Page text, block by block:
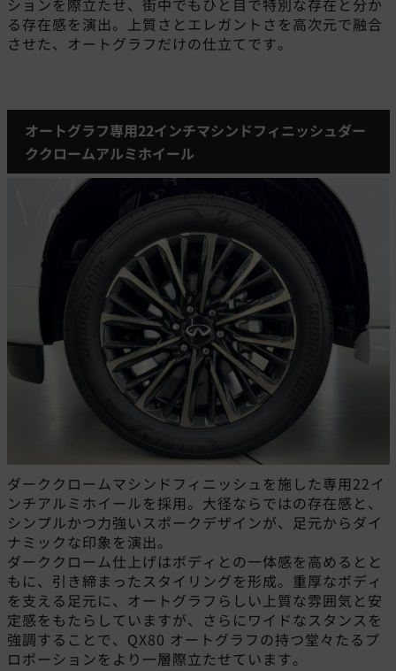
る存在感を演出。上質さとエレガントさを高次元で融合
させた、オートグラフだけの仕立てです。
オートグラフ専用22インチマシンドフィニッシュダー
ククロームアルミホイール
ダーククロームマシンドフィニッシュを施した専用22イ
ンチアルミホイールを採用。大径ならではの存在感と、
シンプルかつ力強いスポークデザインが、足元からダイ
ナミックな印象を演出。
ダーククローム仕上げはボディとの一体感を高めるとと
もに、引き締まったスタイリングを形成。重厚なボディ
を支える足元に、オートグラフらしい上質な雰囲気と安
定感をもたらしていますが、さらにワイドなスタンスを
強調することで、QX80 オートグラフの持つ堂々たるプ
ロポーションをより一層際立たせています。